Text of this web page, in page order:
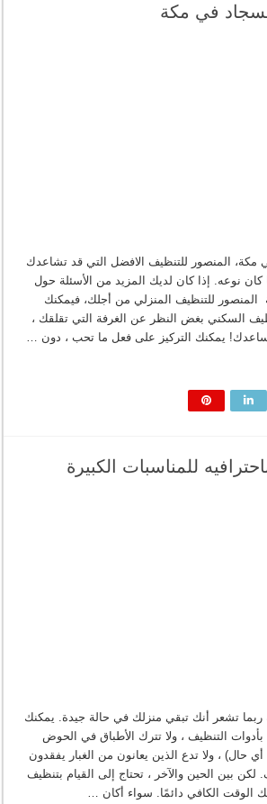
في مكة
المنصور للتنظيف الافضل التي قد تشاعدك
نوعه. إذا كان لديك المزيد من الأسئلة حول
للتنظيف المنزلي من أجلك، فيمكنك
السكني بغض النظر عن الغرفة التي تقلقك ،
يمكنك التركيز على فعل ما تحب ، دون …
للمناسبات الكبيرة
ربما تشعر أنك تبقي منزلك في حالة جيدة. يمكنك
بأدوات التنظيف ، ولا تترك الأطباق في الحوض
حال) ، ولا تدع الذين يعانون من الغبار يفقدون
لكن بين الحين والآخر ، تحتاج إلى القيام بتنظيف
الوقت الكافي دائمًا. سواء أكان …